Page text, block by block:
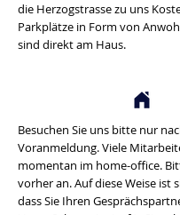
die Herzogstrasse zu uns
Parkplätze in Form von
sind direkt am Haus.
Besuchen Sie uns bitte nur
Voranmeldung. Viele
momentan im home-office.
vorher an. Auf diese Weise ist
dass Sie Ihren